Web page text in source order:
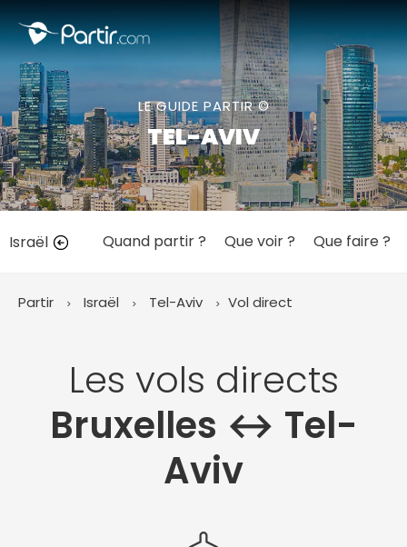
LE GUIDE PARTIR ©
TEL-AVIV
Israël Quand partir ? Que voir ? Que faire ?
Partir Israël Tel-Aviv Vol direct
Les vols directs
Bruxelles ↔︎ Tel-
Aviv
Fermer
📍 Destinations populaires
☀️ Où partir par mois
Juillet
Août Septembre
Octobre